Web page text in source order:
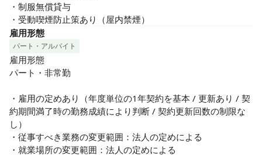
・制服無償貸与
・受動喫煙防止策あり（屋内禁煙）
雇用形態
パート・アルバイト
雇用形態
パート・非常勤
・雇用の定めあり（年度単位の1年契約を基本 / 更新あり / 契
約期間満了時の勤務成績により判断 / 契約更新回数の制限な
し）
・従事すべき業務の変更範囲：法人の定めによる
・就業場所の変更範囲：法人の定めによる